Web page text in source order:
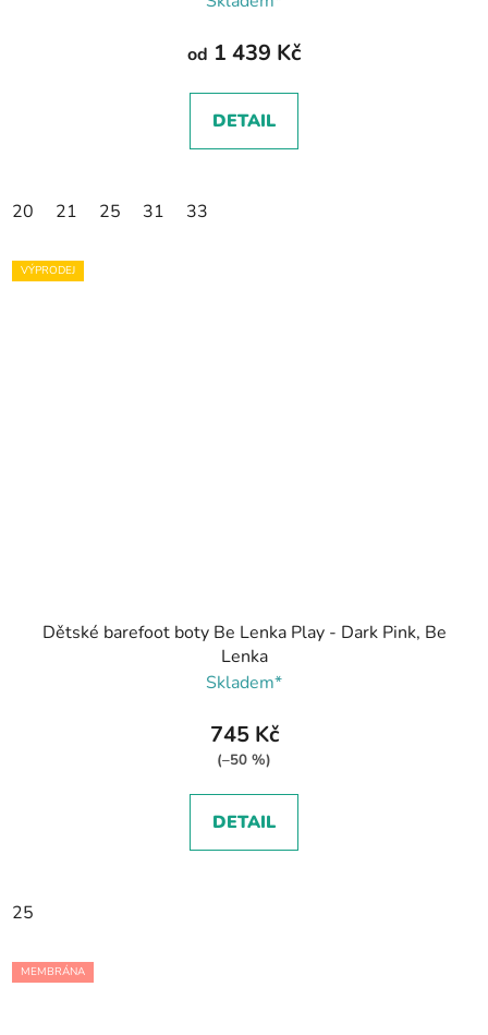
od 1 439 Kč
DETAIL
20 21 25 31 33
VÝPRODEJ
Dětské barefoot boty Be Lenka Play - Dark Pink, Be
Lenka
Skladem*
745 Kč
(–50 %)
DETAIL
25
MEMBRÁNA